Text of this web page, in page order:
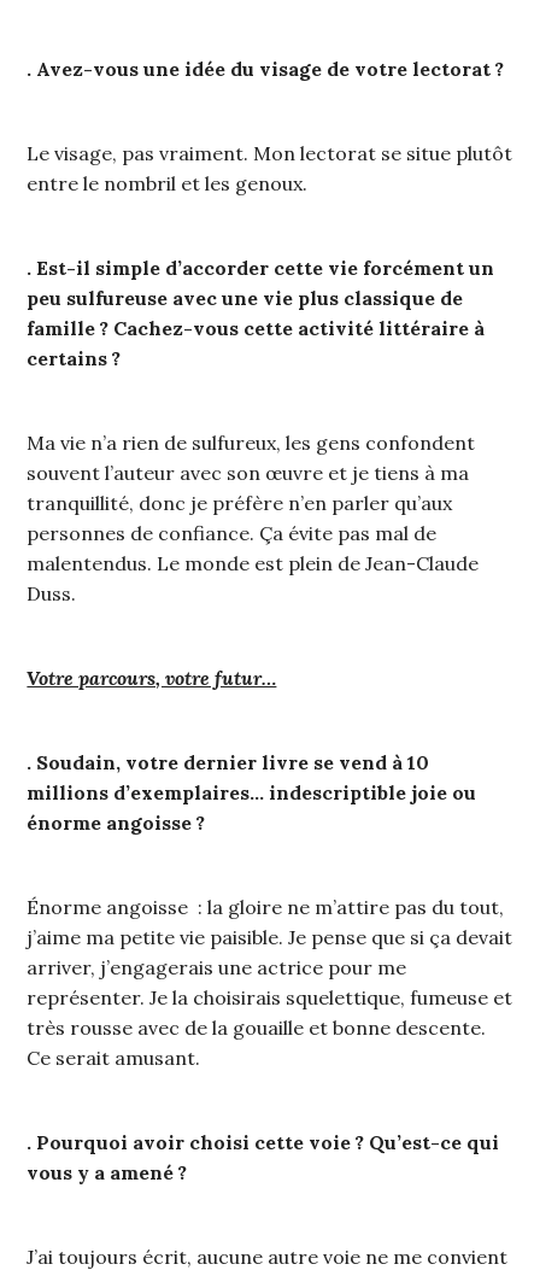
. Avez-vous une idée du visage de votre lectorat ?
Le visage, pas vraiment. Mon lectorat se situe plutôt
entre le nombril et les genoux.
. Est-il simple d’accorder cette vie forcément un
peu sulfureuse avec une vie plus classique de
famille ? Cachez-vous cette activité littéraire à
certains ?
Ma vie n’a rien de sulfureux, les gens confondent
souvent l’auteur avec son œuvre et je tiens à ma
tranquillité, donc je préfère n’en parler qu’aux
personnes de confiance. Ça évite pas mal de
malentendus. Le monde est plein de Jean-Claude
Duss.
Votre parcours, votre futur…
. Soudain, votre dernier livre se vend à 10
millions d’exemplaires… indescriptible joie ou
énorme angoisse ?
Énorme angoisse : la gloire ne m’attire pas du tout,
j’aime ma petite vie paisible. Je pense que si ça devait
arriver, j’engagerais une actrice pour me
représenter. Je la choisirais squelettique, fumeuse et
très rousse avec de la gouaille et bonne descente.
Ce serait amusant.
. Pourquoi avoir choisi cette voie ? Qu’est-ce qui
vous y a amené ?
J’ai toujours écrit, aucune autre voie ne me convient